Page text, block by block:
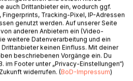
Ihrem Gewicht "beschäftigen".
Erfahrungen weiter, die in
und effektiven Methode
und wichtige Bereiche
zählen berücksichtigt und
nützliche Tipps für den Alltag
auch Drittanbieter ein, wodurch ggf.
Tracking-Pixel, IP-Adressen
genutzt werden. Auf unserer Seite
anderen Anbietern ein (Video-
weitere Datenverarbeitung und ein
keinen Einfluss. Mit deiner
beschriebenen Vorgänge ein. Du
im Footer unter „Privacy-Einstellungen“)
widerrufen. (BoD-Impressum)